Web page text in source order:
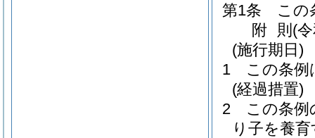
第1条
この
附 則 (
(施行期日)
1
この条例
(経過措置)
2
この条例
り子を養